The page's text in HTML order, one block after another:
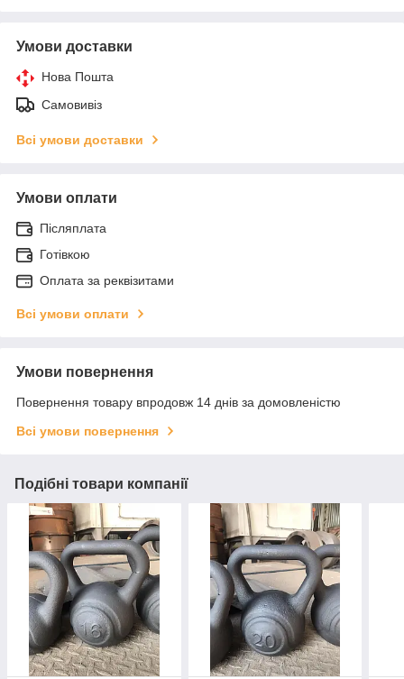
Умови доставки
Нова Пошта
Самовивіз
Всі умови доставки
Умови оплати
Післяплата
Готівкою
Оплата за реквізитами
Всі умови оплати
Умови повернення
Повернення товару впродовж 14 днів за домовленістю
Всі умови повернення
Подібні товари компанії